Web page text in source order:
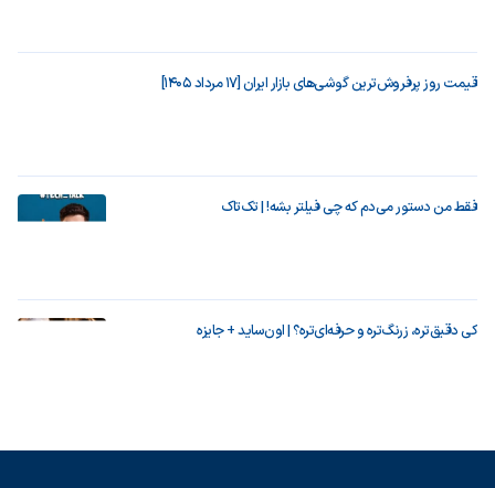
قیمت روز پرفروش‌ترین گوشی‌های بازار ایران [17 مرداد 1405]
فقط من دستور می‌دم که چی فیلتر بشه! | تک‌تاک
کی دقیق‌تره، زرنگ‌تره و حرفه‌ای‌تره؟ | اون‌ساید + جایزه